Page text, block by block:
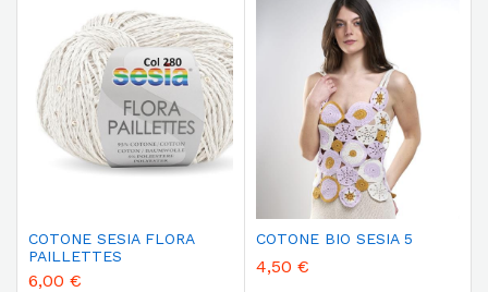
COTONE SESIA FLORA
PAILLETTES
6,00 €
COTONE BIO SESIA 5
4,50 €